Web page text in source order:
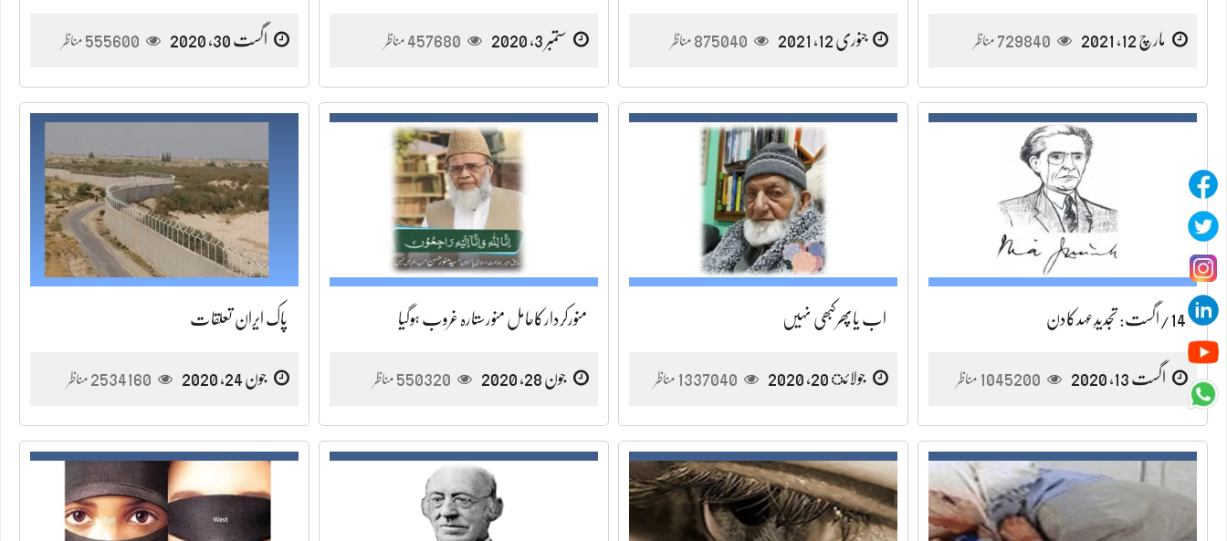
مارچ 12, 2021 729840 مناظر جنوری 12, 2021 875040 مناظر ستمبر 3, 2020 457680 مناظر اگست 30, 2020 555600 مناظر
14/اگست: تجدیدِعہدکادن
اگست 13, 2020 1045200 مناظر
اب یاپھرکبھی نہیں
جولائ 20, 2020 1337040 مناظر
منورکردارکاحامل منورستارہ غروب ہوگیا
جون 28, 2020 550320 مناظر
پاک ایران تعلقات
جون 24, 2020 2534160 مناظر